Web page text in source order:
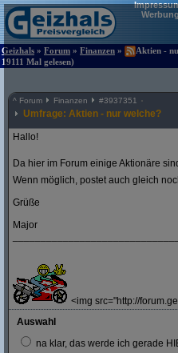
Werbung
Geizhals » Forum » Finanzen »
Aktien -
19111 Mal gelesen)
^ Forum Finanzen #3937351
Umfrage: Aktien - nur welche?
Hallo!
Da hier im Forum einige Aktionäre
Wenn möglich, postet auch gleich
Grüße
Major
<img src="http://
Auswahl
na klar, das werde ich gerade